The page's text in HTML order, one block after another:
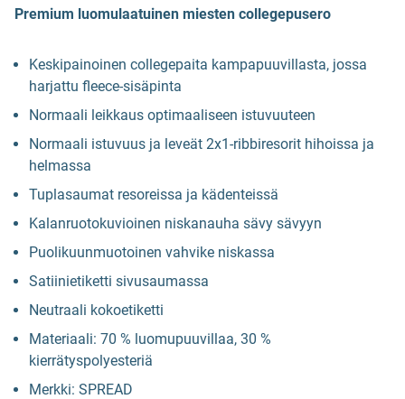
Premium luomulaatuinen miesten collegepusero
Keskipainoinen collegepaita kampapuuvillasta, jossa
harjattu fleece-sisäpinta
Normaali leikkaus optimaaliseen istuvuuteen
Normaali istuvuus ja leveät 2x1-ribbiresorit hihoissa ja
helmassa
Tuplasaumat resoreissa ja kädenteissä
Kalanruotokuvioinen niskanauha sävy sävyyn
Puolikuunmuotoinen vahvike niskassa
Satiinietiketti sivusaumassa
Neutraali kokoetiketti
Materiaali: 70 % luomupuuvillaa, 30 %
kierrätyspolyesteriä
Merkki: SPREAD